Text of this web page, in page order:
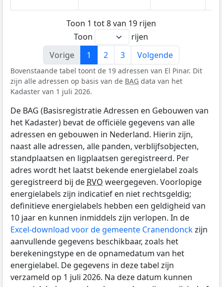
Toon 1 tot 8 van 19 rijen
Toon
rijen
Vorige
1 2 3 Volgende
Bovenstaande tabel toont de 19 adressen van El Pinar. Dit
zijn alle adressen op basis van de BAG data van het
Kadaster van 1 juli 2026.
De BAG (Basisregistratie Adressen en Gebouwen van
het Kadaster) bevat de officiële gegevens van alle
adressen en gebouwen in Nederland. Hierin zijn,
naast alle adressen, alle panden, verblijfsobjecten,
standplaatsen en ligplaatsen geregistreerd. Per
adres wordt het laatst bekende energielabel zoals
geregistreerd bij de RVO weergegeven. Voorlopige
energielabels zijn indicatief en niet rechtsgeldig;
definitieve energielabels hebben een geldigheid van
10 jaar en kunnen inmiddels zijn verlopen. In de
Excel-download voor de gemeente Cranendonckzijn
aanvullende gegevens beschikbaar, zoals het
berekeningstype en de opnamedatum van het
energielabel. De gegevens in deze tabel zijn
verzameld op 1 juli 2026. Na deze datum kunnen